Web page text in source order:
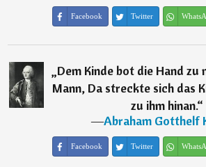
Facebook Twitter
„Dem Kinde bot die Hand zu
Mann, Da streckte sich das
zu ihm hinan.“
―Abraham Gotthelf
Facebook Twitter